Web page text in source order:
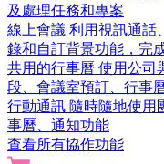
及處理任務和專案
線上會議 利用視訊通話
錄和自訂背景功能，完
共用的行事曆 使用公司
段、會議室預訂、行事
行動通訊 隨時隨地使用
事曆、通知功能
查看所有協作功能